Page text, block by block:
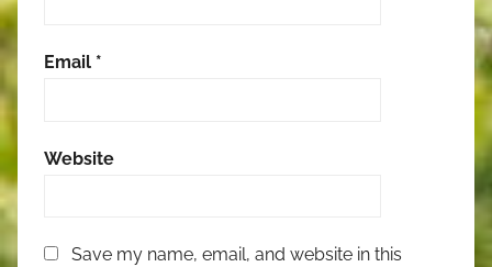
Email *
Website
Save my name, email, and website in this